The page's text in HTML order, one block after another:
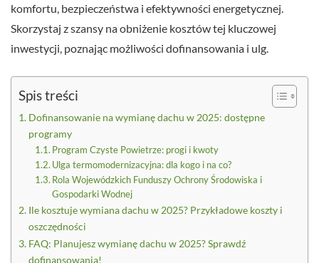
komfortu, bezpieczeństwa i efektywności energetycznej.
Skorzystaj z szansy na obniżenie kosztów tej kluczowej
inwestycji, poznając możliwości dofinansowania i ulg.
Spis treści
Dofinansowanie na wymianę dachu w 2025: dostępne
programy
Program Czyste Powietrze: progi i kwoty
Ulga termomodernizacyjna: dla kogo i na co?
Rola Wojewódzkich Funduszy Ochrony Środowiska i
Gospodarki Wodnej
Ile kosztuje wymiana dachu w 2025? Przykładowe koszty i
oszczędności
FAQ: Planujesz wymianę dachu w 2025? Sprawdź
dofinansowania!